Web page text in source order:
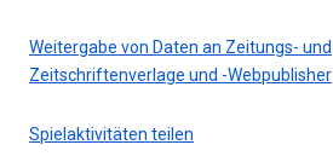
Weitergabe von Daten an Zeitungs- und
Zeitschriftenverlage und -Webpublisher
Spielaktivitäten teilen